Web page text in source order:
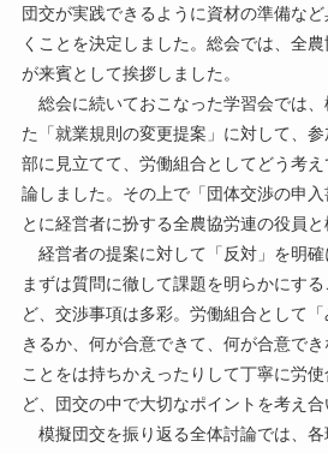
団交が実践できるように資材の準備な
くことを決定しました。総会では、全
が来賓として挨拶しました。
総会に続いておこなった学習会では、
た「就業規則の変更提案」に対して、
部に見立てて、労働組合としてどう考
論しました。その上で「団体交渉の申
とに経営者に扮する全農協労連の役員と
経営者の提案に対して「反対」を明確
まずは質問に徹して課題を明らかにす
ど、交渉事項は多彩。労働組合として
きるか、何が合意できて、何が合意で
ことをは持ちかえったりして丁寧に労
ど、団交の中で大切なポイントを考え合
模擬団交を振り返る全体討論では、